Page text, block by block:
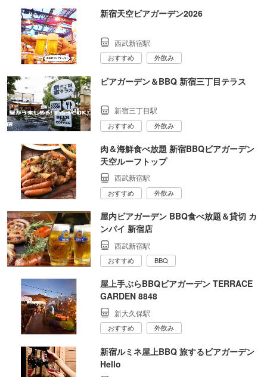
新宿天空ビアガーデン2026
西武新宿駅
おすすめ 外飲み
ビアガーデン＆BBQ 新宿三丁目テラス
新宿三丁目駅
おすすめ 外飲み
肉＆海鮮食べ放題 新宿BBQビアガーデン
天空ルーフトップ
西武新宿駅
おすすめ 外飲み
屋内ビアガーデン BBQ食べ放題＆貸切 カ
ンパイ 新宿店
西武新宿駅
おすすめ BBQ
屋上手ぶらBBQビアガーデン TERRACE
GARDEN 8848
新大久保駅
おすすめ 外飲み
新宿ルミネ屋上BBQ 旅するビアガーデン
Hello